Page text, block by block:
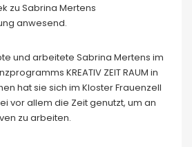
zu Sabrina Mertens
anwesend.
und arbeitete Sabrina Mertens im
KREATIV ZEIT RAUM in
hat sie sich im Kloster Frauenzell
vor allem die Zeit genutzt, um an
zu arbeiten.